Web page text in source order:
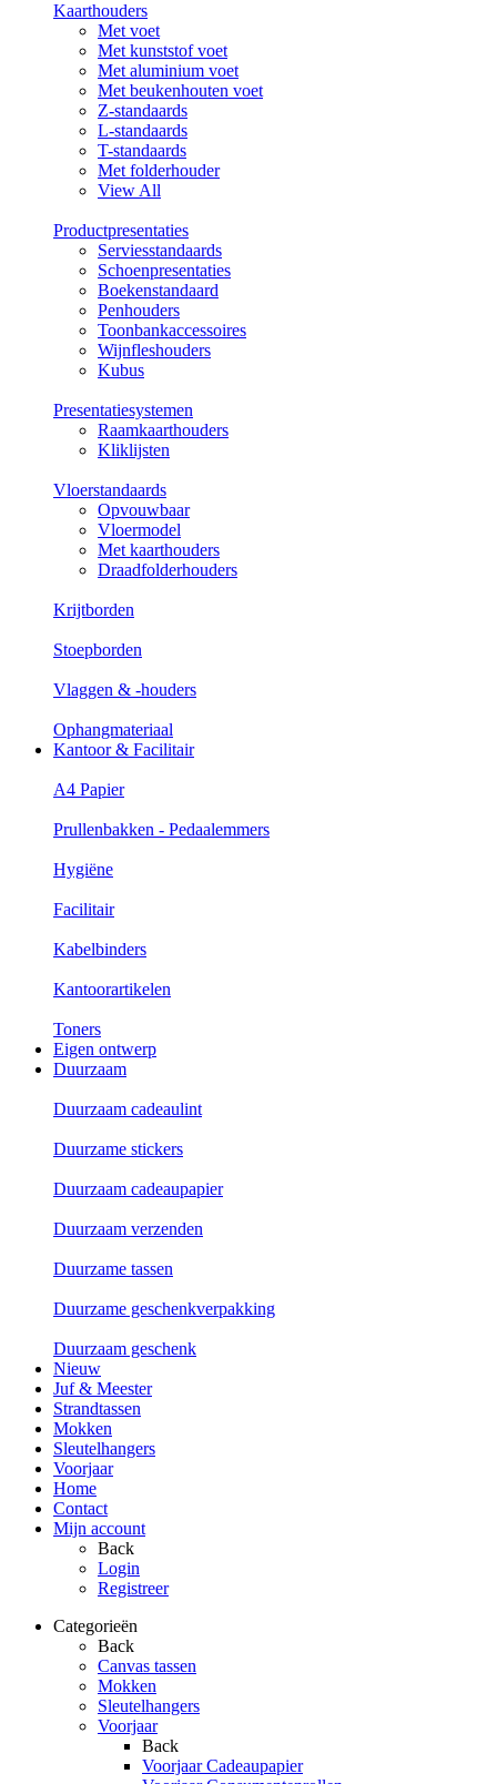
Kaarthouders
Met voet
Met kunststof voet
Met aluminium voet
Met beukenhouten voet
Z-standaards
L-standaards
T-standaards
Met folderhouder
View All
Productpresentaties
Serviesstandaards
Schoenpresentaties
Boekenstandaard
Penhouders
Toonbankaccessoires
Wijnfleshouders
Kubus
Presentatiesystemen
Raamkaarthouders
Kliklijsten
Vloerstandaards
Opvouwbaar
Vloermodel
Met kaarthouders
Draadfolderhouders
Krijtborden
Stoepborden
Vlaggen & -houders
Ophangmateriaal
Kantoor & Facilitair
A4 Papier
Prullenbakken - Pedaalemmers
Hygiëne
Facilitair
Kabelbinders
Kantoorartikelen
Toners
Eigen ontwerp
Duurzaam
Duurzaam cadeaulint
Duurzame stickers
Duurzaam cadeaupapier
Duurzaam verzenden
Duurzame tassen
Duurzame geschenkverpakking
Duurzaam geschenk
Nieuw
Juf & Meester
Strandtassen
Mokken
Sleutelhangers
Voorjaar
Home
Contact
Mijn account
Back
Login
Registreer
Categorieën
Back
Canvas tassen
Mokken
Sleutelhangers
Voorjaar
Back
Voorjaar Cadeaupapier